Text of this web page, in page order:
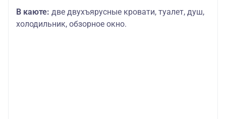
В каюте: две двухъярусные кровати, туалет, душ,
холодильник, обзорное окно.